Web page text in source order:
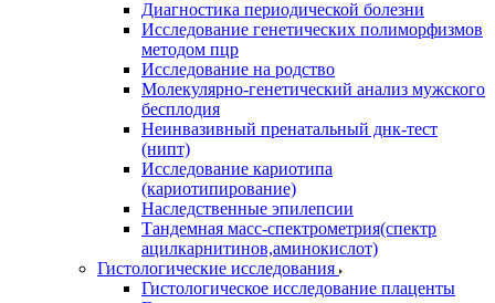
Диагностика периодической болезни
Исследование генетических полиморфизмов
методом пцр
Исследование на родство
Молекулярно-генетический анализ мужского
бесплодия
Неинвазивный пренатальный днк-тест
(нипт)
Исследование кариотипа
(кариотипирование)
Наследственные эпилепсии
Тандемная масс-спектрометрия(спектр
ацилкарнитинов,аминокислот)
Гистологические исследования
Гистологическое исследование плаценты